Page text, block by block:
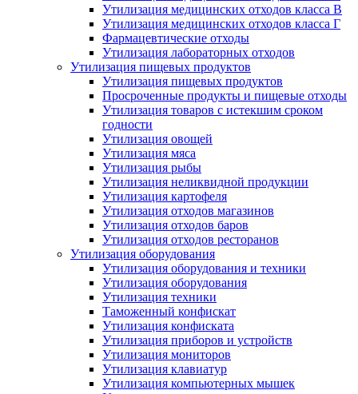
Утилизация медицинских отходов класса В
Утилизация медицинских отходов класса Г
Фармацевтические отходы
Утилизация лабораторных отходов
Утилизация пищевых продуктов
Утилизация пищевых продуктов
Просроченные продукты и пищевые отходы
Утилизация товаров с истекшим сроком
годности
Утилизация овощей
Утилизация мяса
Утилизация рыбы
Утилизация неликвидной продукции
Утилизация картофеля
Утилизация отходов магазинов
Утилизация отходов баров
Утилизация отходов ресторанов
Утилизация оборудования
Утилизация оборудования и техники
Утилизация оборудования
Утилизация техники
Таможенный конфискат
Утилизация конфиската
Утилизация приборов и устройств
Утилизация мониторов
Утилизация клавиатур
Утилизация компьютерных мышек